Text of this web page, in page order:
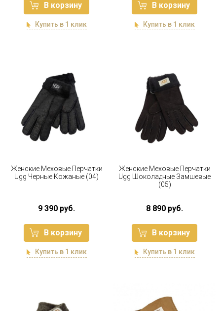
В корзину
Купить в 1 клик
В корзину
Купить в 1 клик
Женские Меховые Перчатки
Ugg Черные Кожаные (04)
9 390 руб.
В корзину
Купить в 1 клик
Женские Меховые Перчатки
Ugg Шоколадные Замшевые
(05)
8 890 руб.
В корзину
Купить в 1 клик